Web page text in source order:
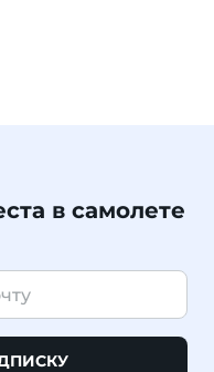
в самолете